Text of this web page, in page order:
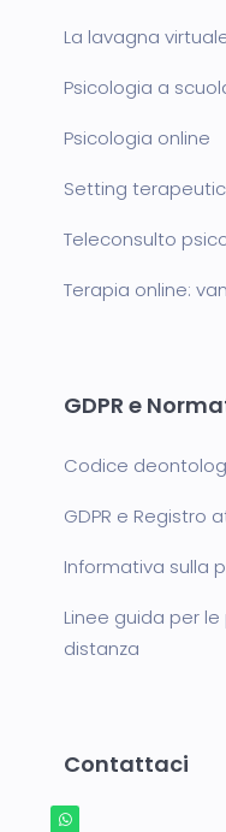
La lavagna
Psicologia a
Psicologia online
Setting
Teleconsulto
Terapia online:
GDPR e
Codice
GDPR e
Informativa sulla
Linee guida per
distanza
Contattaci